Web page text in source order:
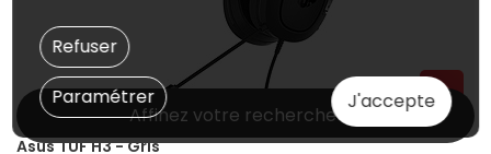
Asus TUF H3 - Gris
Affinez votre recherche
J'accepte
Paramétrer
Refuser